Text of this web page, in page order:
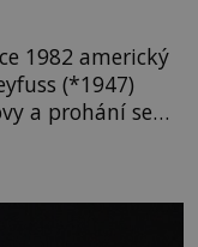
1982 americký
(*1947)
a prohání se
utržený ze
to Dreyfuss
Tímto